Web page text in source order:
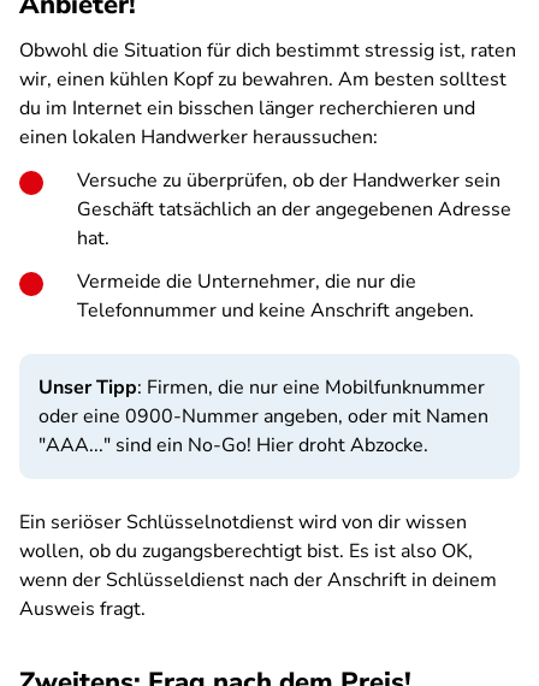
Obwohl die Situation für dich bestimmt stressig ist, raten
wir, einen kühlen Kopf zu bewahren. Am besten solltest
du im Internet ein bisschen länger recherchieren und
einen lokalen Handwerker heraussuchen:
Versuche zu überprüfen, ob der Handwerker sein
Geschäft tatsächlich an der angegebenen Adresse
hat.
Vermeide die Unternehmer, die nur die
Telefonnummer und keine Anschrift angeben.
Unser Tipp: Firmen, die nur eine Mobilfunknummer
oder eine 0900-Nummer angeben, oder mit Namen
"AAA..." sind ein No-Go! Hier droht Abzocke.
Ein seriöser Schlüsselnotdienst wird von dir wissen
wollen, ob du zugangsberechtigt bist. Es ist also OK,
wenn der Schlüsseldienst nach der Anschrift in deinem
Ausweis fragt.